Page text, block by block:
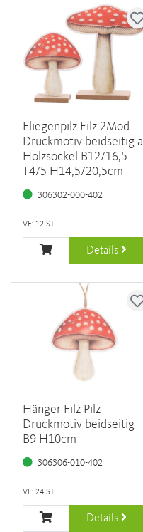
Fliegenpilz Filz 2Mod
Druckmotiv beidseitig a
Holzsockel B12/16,5
T4/5 H14,5/20,5cm
306302-000-402
VE: 12 ST
Details
Hänger Filz Pilz
Druckmotiv beidseitig
B9 H10cm
306306-010-402
VE: 24 ST
Details